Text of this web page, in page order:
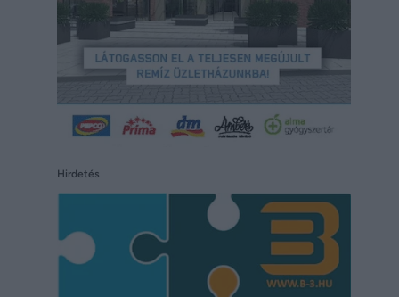
Hirdetés